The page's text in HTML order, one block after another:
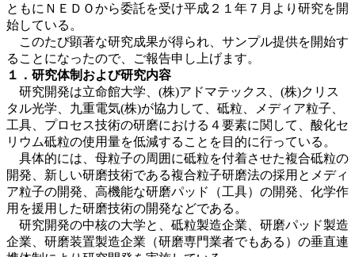
ともにＮＥＤＯから委託を受け平成２１年７月より研究を開
始している。
このたび顕著な研究成果が得られ、サンプル提供を開始す
ることになったので、ご報告申し上げます。
１．研究体制および研究内容
研究開発は立命館大学、(株)アドマテックス、(株)クリス
タル光学、九重電気(株)が協力して、砥粒、メディア粒子、
工具、プロセス技術の研磨における４要素に関して、酸化セ
リウム砥粒の使用量を低減することを目的に行っている。
具体的には、母粒子の周囲に砥粒を付着させた複合砥粒の
開発、新しい研磨技術である複合粒子研磨法の採用とメディ
ア粒子の開発、高機能な研磨パッド（工具）の開発、化学作
用を援用した研磨技術の開発などである。
研究開発の中核の大学と、砥粒製造企業、研磨パッド製造
企業、研磨装置製造企業（研磨専門業者でもある）の垂直連